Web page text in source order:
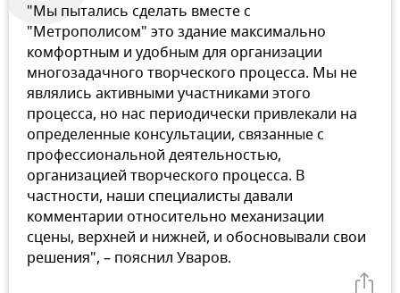
"Мы пытались сделать вместе с
"Метрополисом" это здание максимально
комфортным и удобным для организации
многозадачного творческого процесса. Мы не
являлись активными участниками этого
процесса, но нас периодически привлекали на
определенные консультации, связанные с
профессиональной деятельностью,
организацией творческого процесса. В
частности, наши специалисты давали
комментарии относительно механизации
сцены, верхней и нижней, и обосновывали свои
решения", – пояснил Уваров.